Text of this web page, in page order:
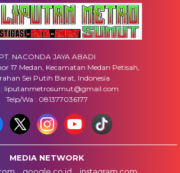
PT. NACONDA JAYA ABADI
17 Medan, Kecamatan Medan Petisah,
Sei Putih Barat, Indonesia
liputanmetrosumut@gmail.com
Telp/Wa : 081377036177
MEDIA NETWORK
google.co.id instagram.com